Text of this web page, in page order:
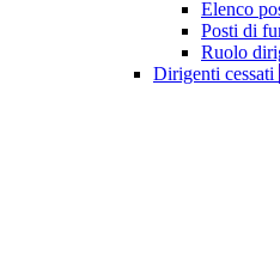
Elenco
Posti di
Ruolo
Dirigenti cessati